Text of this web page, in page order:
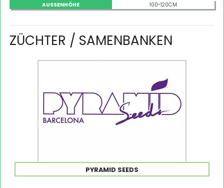
AUSSENHÖHE 100-120CM
ZÜCHTER / SAMENBANKEN
PYRAMID SEEDS